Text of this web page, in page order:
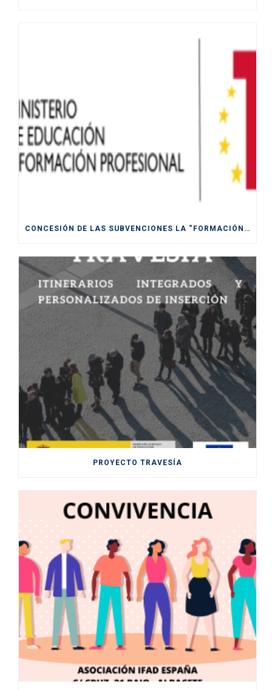
CONCESIÓN DE LAS SUBVENCIONES LA “FORMACIÓN MODULAR DESTINADA A LA CUALIFICACIÓN Y RECUALIFICACIÓN DE LA POBLACIÓN ACTIVA, FINANCIADAS POR LA UE- NEXT
PROYECTO TRAVESÍA